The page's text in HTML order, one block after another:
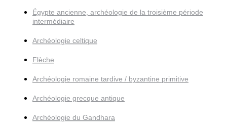
Égypte ancienne, archéologie de la troisième période
intermédiaire
Archéologie celtique
Flèche
Archéologie romaine tardive / byzantine primitive
Archéologie grecque antique
Archéologie du Gandhara